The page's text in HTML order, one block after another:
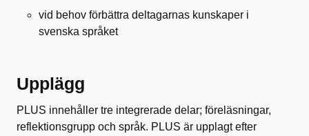
vid behov förbättra deltagarnas kunskaper i
svenska språket
Upplägg
PLUS innehåller tre integrerade delar; föreläsningar,
reflektionsgrupp och språk. PLUS är upplagt efter